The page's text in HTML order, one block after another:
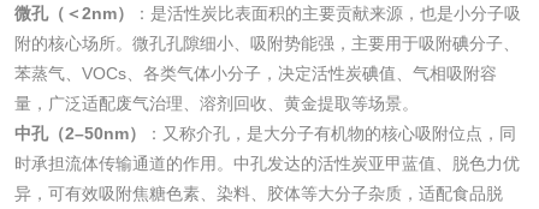
微孔（＜2nm）
：是活性炭比表面积的主要贡献来源，也是小分子吸
附的核心场所。微孔孔隙细小、吸附势能强，主要用于吸附碘分子、
苯蒸气、VOCs、各类气体小分子，决定活性炭碘值、气相吸附容
量，广泛适配废气治理、溶剂回收、黄金提取等场景。
中孔（2–50nm）
：又称介孔，是大分子有机物的核心吸附位点，同
时承担流体传输通道的作用。中孔发达的活性炭亚甲蓝值、脱色力优
异，可有效吸附焦糖色素、染料、胶体等大分子杂质，适配食品脱
水处理剂
水处理药剂检测 聚丙烯酰胺检测
工业乳状氢氧化钙 铝酸钙检测